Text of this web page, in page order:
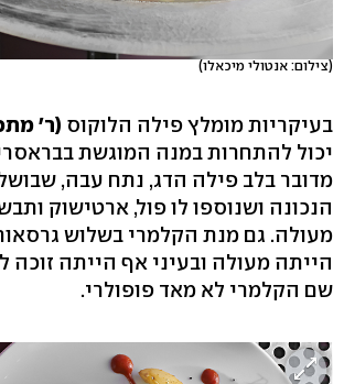
(צילום: אנטולי מיכאלו)
בעיקריות מומלץ פילה הלוקוס (ר'
יכול להתחרות במנה המוגשת
מדובר בלב פילה הדג, נתח עבה,
הנכונה ושנוספו לו פול, ארטישוק
הייתה מעולה ובעיני אף הייתה זוכה
שם הקלמרי לא מאד פופולרי.